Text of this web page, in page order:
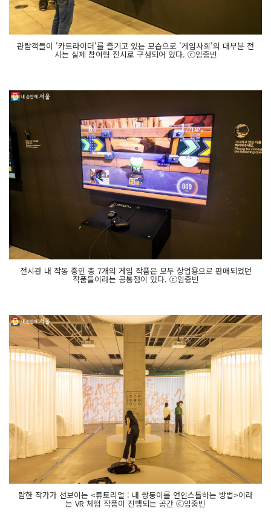
관람객들이 '카트라이더'를 즐기고 있는 모습으로 '게임사회'의 대부분 전
시는 실제 참여형 전시로 구성되어 있다. ⓒ임중빈
전시관 내 작동 중인 총 7개의 게임 작품은 모두 상업용으로 판매되었던
작품들이라는 공통점이 있다. ⓒ임중빈
람한 작가가 선보이는 <튜토리얼 : 내 쌍둥이를 언인스톨하는 방법>이라
는 VR 체험 작품이 진행되는 공간 ⓒ임중빈